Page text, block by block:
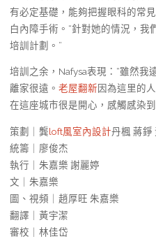
有必定基礎，能夠把握眼科的常
白內障手術。“針對她的情況，我
培訓計劃。”
培訓之余，Nafysa表現：“雖然我
離家很遠。 老屋翻新因為這里的
在這座城市很是開心，感觸感染
策劃｜龔loft風室內設計丹楓 蔣錚
統籌｜廖俊杰
執行｜朱嘉樂 謝麗婷
文｜朱嘉樂
圖、視頻｜趙厚旺 朱嘉樂
翻譯｜黃宇潔
審校｜林佳岱